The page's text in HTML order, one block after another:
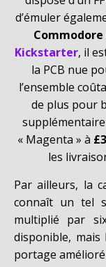
d’émuler
Commodore
Kickstarter, il
la PCB nue
l’ensemble
de plus pour
« Magenta » à
les
Par ailleurs, la
connaît un tel
multiplié par
disponible,
portage